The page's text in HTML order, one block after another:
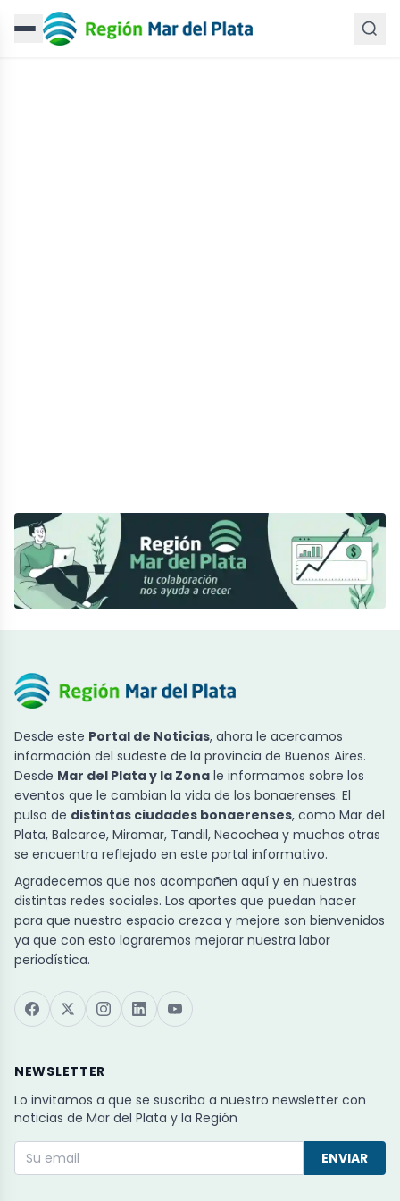
Desde este Portal de Noticias, ahora le acercamos
información del sudeste de la provincia de Buenos Aires.
Desde Mar del Plata y la Zona le informamos sobre los
eventos que le cambian la vida de los bonaerenses. El
pulso de distintas ciudades bonaerenses, como Mar del
Plata, Balcarce, Miramar, Tandil, Necochea y muchas otras
se encuentra reflejado en este portal informativo.
Agradecemos que nos acompañen aquí y en nuestras
distintas redes sociales. Los aportes que puedan hacer
para que nuestro espacio crezca y mejore son bienvenidos
ya que con esto lograremos mejorar nuestra labor
periodística.
NEWSLETTER
Lo invitamos a que se suscriba a nuestro newsletter con
noticias de Mar del Plata y la Región
ENVIAR